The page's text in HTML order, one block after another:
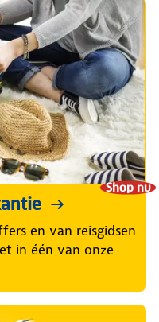
Shop nu
en van reisgidsen
in één van onze